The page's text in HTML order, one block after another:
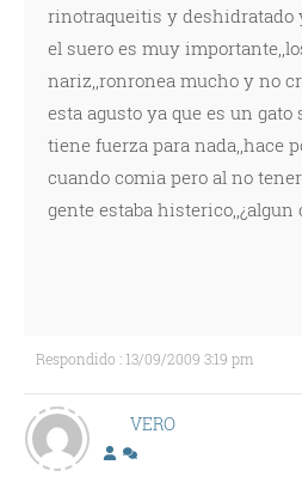
rinotraqueitis y deshidratado
el suero es muy
nariz,,ronronea mucho y no
esta agusto ya que es un
tiene fuerza para nada,,hace
cuando comia pero al no
gente estaba histerico,,¿algun
Respondido : 13/09/2009 3:19 pm
VERO